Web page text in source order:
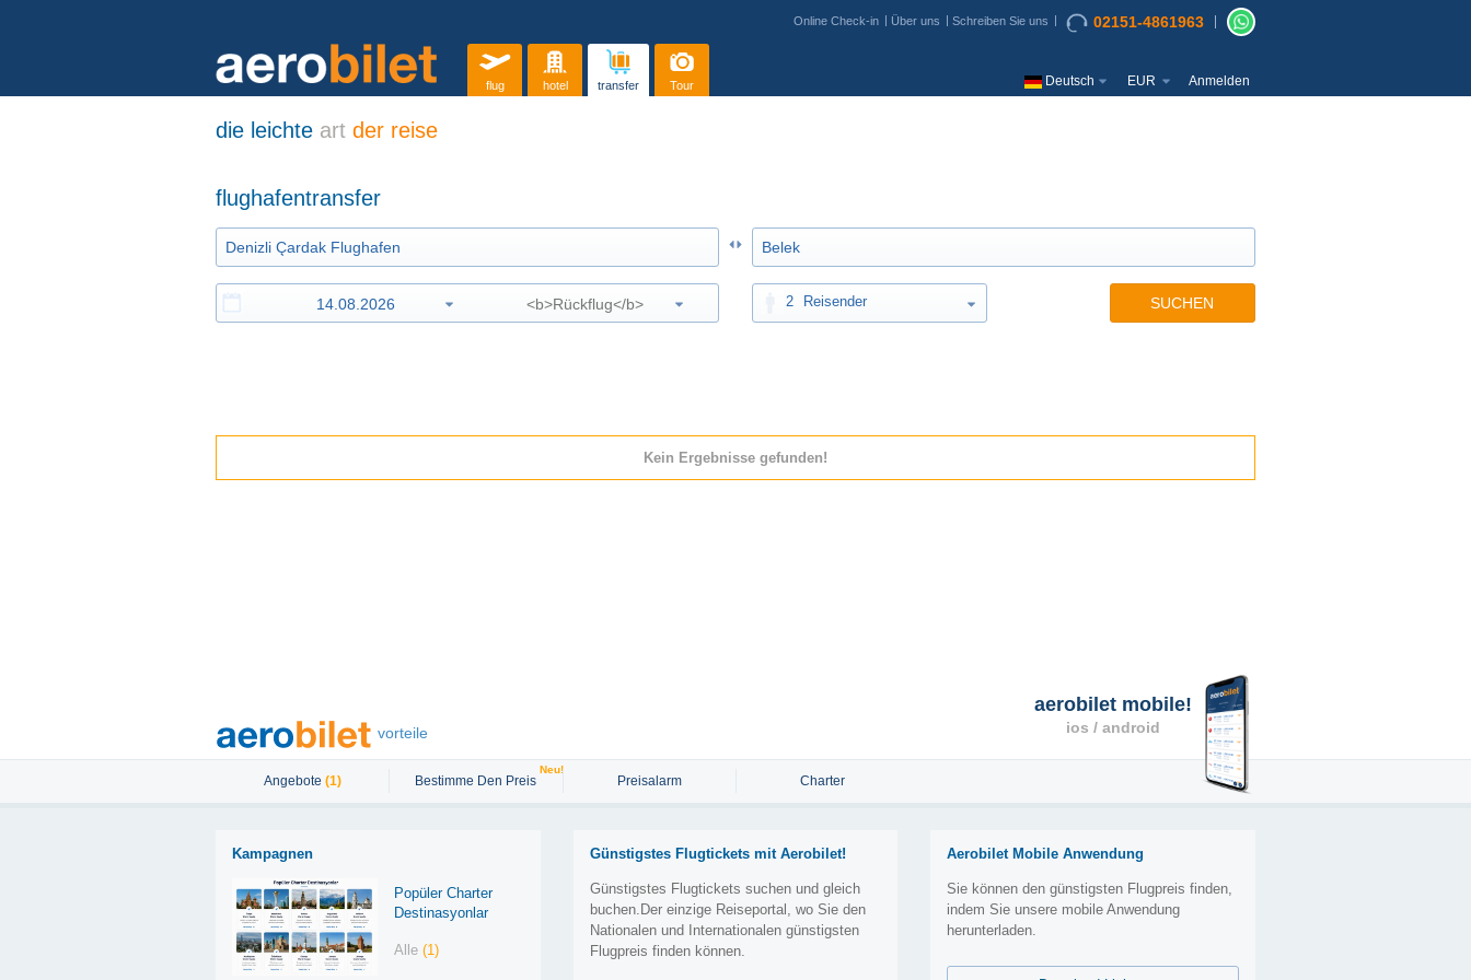
Online Check-in Über uns Schreiben Sie uns 02151-4861963
flug hotel transfer Tour Deutsch EUR Anmelden
die leichte art der reise
flughafentransfer
2 Reisender SUCHEN
Kein Ergebnisse gefunden!
vorteile
Angebote (1) Bestimme Den Preis
Neu!
Preisalarm Charter
Kampagnen
Popüler Charter
Destinasyonlar
Alle(1)
Günstigstes Flugtickets mit Aerobilet!
Günstigstes Flugtickets suchen und gleich
buchen.Der einzige Reiseportal, wo Sie den
Nationalen und Internationalen günstigsten
Flugpreis finden können.
aerobilet mobile!
ios / android
Aerobilet Mobile Anwendung
Sie können den günstigsten Flugpreis finden,
indem Sie unsere mobile Anwendung
herunterladen.